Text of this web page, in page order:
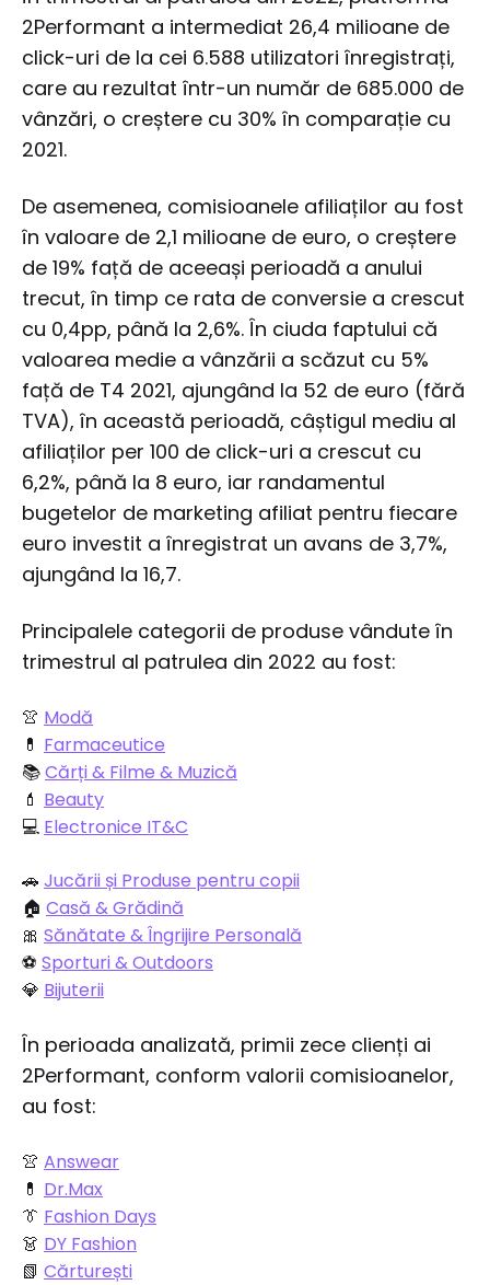
2Performant a intermediat 26,4 milioane de
click-uri de la cei 6.588 utilizatori înregistrați,
care au rezultat într-un număr de 685.000 de
vânzări, o creștere cu 30% în comparație cu
2021.
De asemenea, comisioanele afiliaților au fost
în valoare de 2,1 milioane de euro, o creștere
de 19% față de aceeași perioadă a anului
trecut, în timp ce rata de conversie a crescut
cu 0,4pp, până la 2,6%. În ciuda faptului că
valoarea medie a vânzării a scăzut cu 5%
față de T4 2021, ajungând la 52 de euro (fără
TVA), în această perioadă, câștigul mediu al
afiliaților per 100 de click-uri a crescut cu
6,2%, până la 8 euro, iar randamentul
bugetelor de marketing afiliat pentru fiecare
euro investit a înregistrat un avans de 3,7%,
ajungând la 16,7.
Principalele categorii de produse vândute în
trimestrul al patrulea din 2022 au fost:
👚 Modă
💊 Farmaceutice
📚Cărți & Filme & Muzică
💄 Beauty
💻 Electronice IT&C
🚗 Jucării și Produse pentru copii
🏠 Casă & Grădină
🎀 Sănătate & Îngrijire Personală
⚽️ Sporturi & Outdoors
💎 Bijuterii
În perioada analizată, primii zece clienți ai
2Performant, conform valorii comisioanelor,
au fost:
👚 Answear
💊 Dr.Max
👔 Fashion Days
👗 DY Fashion
📗 Cărturești